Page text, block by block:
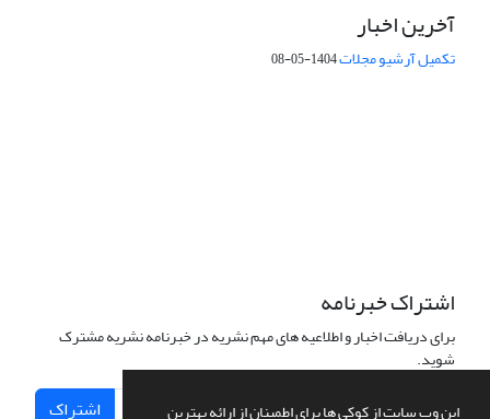
این وب سایت از کوکی ها برای اطمینان از ارائه بهترین
آخرین اخبار
تکمیل آرشیو مجلات1404-05-08
اشتراک خبرنامه
برای دریافت اخبار و اطلاعیه های مهم نشریه در خبرنامه نشریه مشترک
شوید.
اشتراک